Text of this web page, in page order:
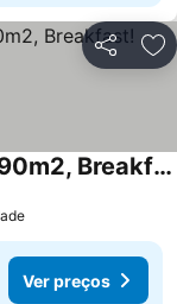
Partilhar
Near Amsterdam And Airport, 90m2, Breakfast!
Ver preços